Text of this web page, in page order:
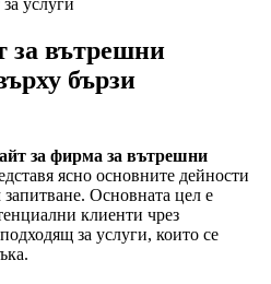
за вътрешни
бързи
за фирма за вътрешни
ясно основните дейности
Основната цел е
клиенти чрез
за услуги, които се